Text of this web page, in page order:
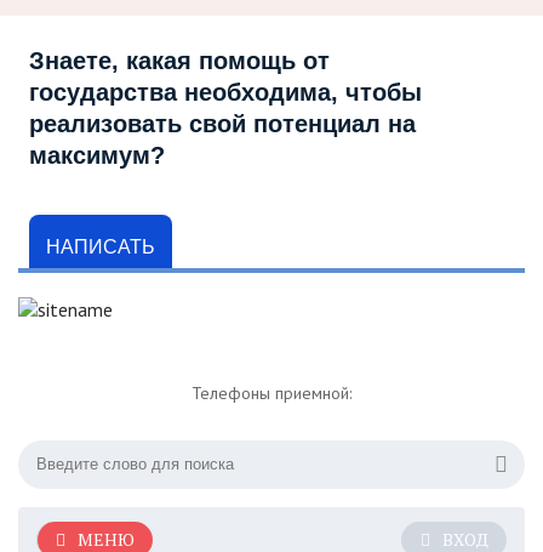
Знаете, какая помощь от
государства необходима, чтобы
реализовать свой потенциал на
максимум?
НАПИСАТЬ
Телефоны приемной:
ВХОД
МЕНЮ